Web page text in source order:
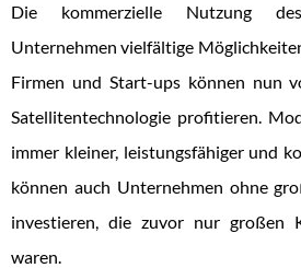
Die kommerzielle Nutzung
Unternehmen vielfältige
Firmen und Start-ups können nun
Satellitentechnologie profitieren.
immer kleiner, leistungsfähiger und
können auch Unternehmen ohne
investieren, die zuvor nur großen
waren.